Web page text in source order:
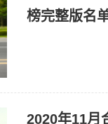
榜完整版名
2020年11月